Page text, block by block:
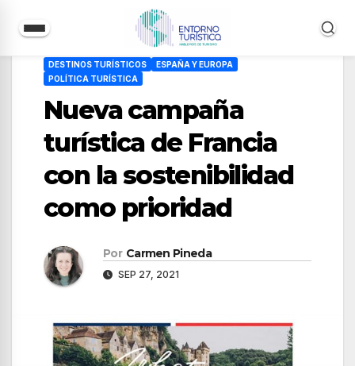
DESTINOS TURÍSTICOS
ESPAÑA Y EUROPA
POLÍTICA TURÍSTICA
Nueva campaña
turística de Francia
con la sostenibilidad
como prioridad
Por Carmen Pineda
SEP 27, 2021